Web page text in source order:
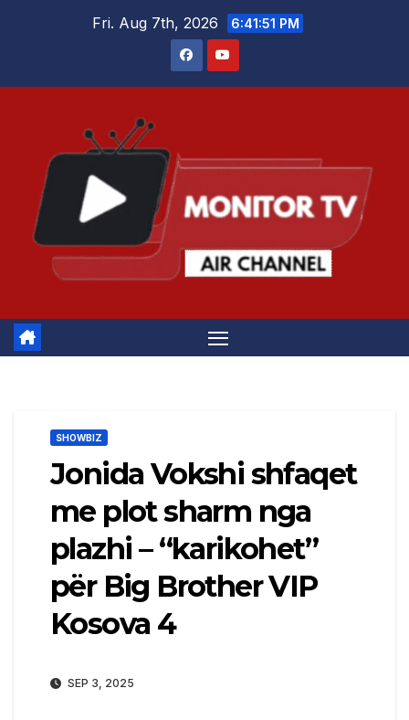
Fri. Aug 7th, 2026 6:41:52 PM
SHOWBIZ
Jonida Vokshi shfaqet
me plot sharm nga
plazhi – “karikohet”
për Big Brother VIP
Kosova 4
SEP 3, 2025